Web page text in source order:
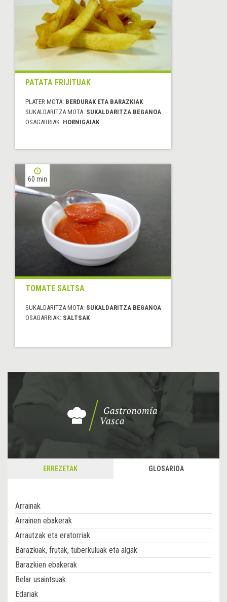
PATATA FRIJITUAK
PLATER MOTA: BERDURAK ETA BARAZKIAK
SUKALDARITZA MOTA: SUKALDARITZA BEGANOA
OSAGARRIAK: HORNIGAIAK
60 min
TOMATE SALTSA
SUKALDARITZA MOTA: SUKALDARITZA BEGANOA
OSAGARRIAK: SALTSAK
ERREZETAK GLOSARIOA
Arrainak
Arrainen ebakerak
Arrautzak eta eratorriak
Barazkiak, frutak, tuberkuluak eta algak
Barazkien ebakerak
Belar usaintsuak
Edariak